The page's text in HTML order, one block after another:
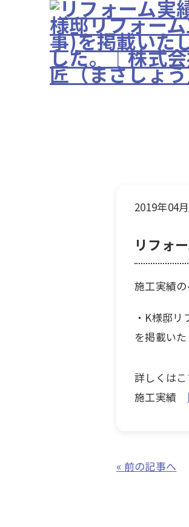
2019年04
リフォ
施工実績
・K様邸リ
を掲載いた
詳しくはこ
施工実績
« 前の記事へ